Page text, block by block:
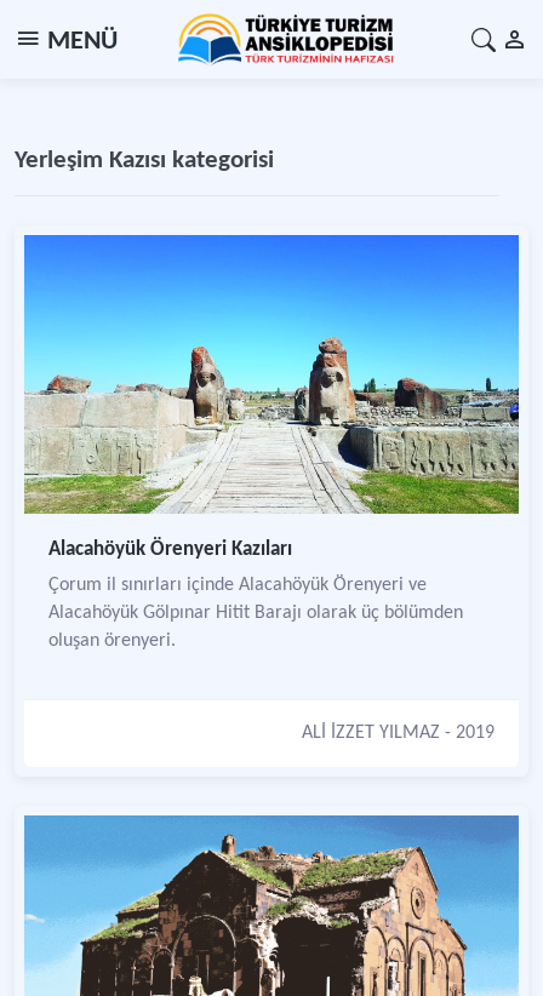
MENÜ
Yerleşim Kazısı kategorisi
Alacahöyük Örenyeri Kazıları
Çorum il sınırları içinde Alacahöyük Örenyeri ve
Alacahöyük Gölpınar Hitit Barajı olarak üç bölümden
oluşan örenyeri.
ALİ İZZET YILMAZ - 2019